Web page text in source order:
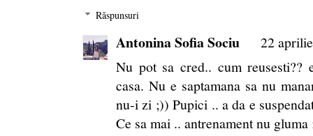
Răspunsuri
Antonina Sofia Sociu
22
Nu pot sa cred.. cum
casa. Nu e saptamana sa nu
nu-i zi ;)) Pupici .. a da e
Ce sa mai .. antrenament nu gluma